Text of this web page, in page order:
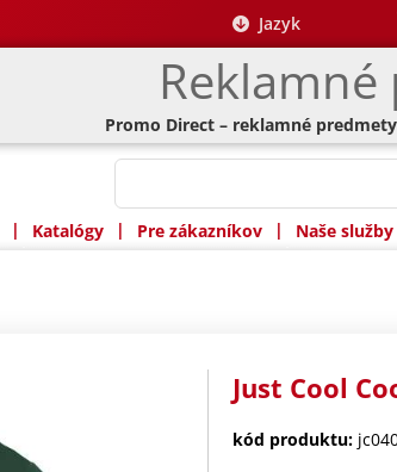
Jazyk
Promo Direct – reklamné predmety
| Katalógy | Pre zákazníkov | Naše služby
Just Cool
kód produktu: